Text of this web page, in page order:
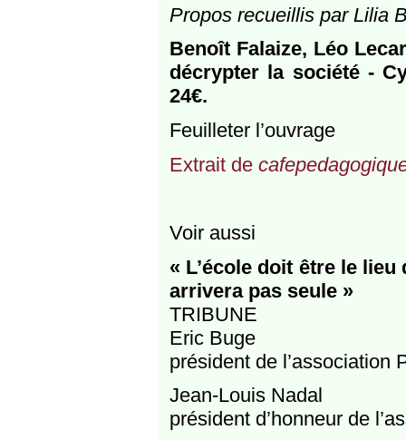
Propos recueillis par Lilia
Benoît Falaize, Léo
décrypter la société -
24€.
Feuilleter l’ouvrage
Extrait de
Voir aussi
« L’école doit être le
arrivera pas seule »
TRIBUNE
Eric Buge
président de l’association
Jean-Louis Nadal
président d’honneur de